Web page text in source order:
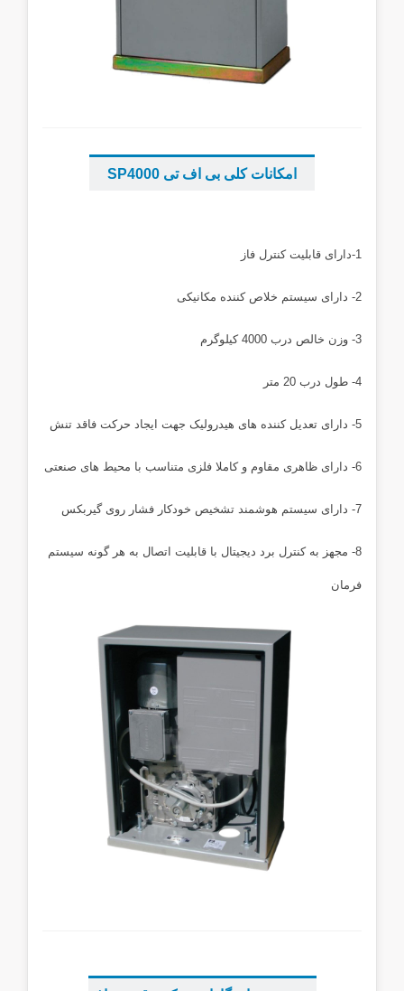
امکانات کلی بی اف تی SP4000
1-دارای قابلیت کنترل فاز
2- دارای سیستم خلاص کننده مکانیکی
3- وزن خالص درب 4000 کیلوگرم
4- طول درب 20 متر
5- دارای تعدیل کننده های هیدرولیک جهت ایجاد حرکت فاقد تنش
6- دارای ظاهری مقاوم و کاملا فلزی متناسب با محیط های صنعتی
7- دارای سیستم هوشمند تشخیص خودکار فشار روی گیربکس
8- مجهز به کنترل برد دیجیتال با قابلیت اتصال به هر گونه سیستم
فرمان